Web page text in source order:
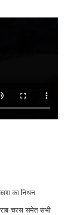
का निधन
चरस समेत सभी